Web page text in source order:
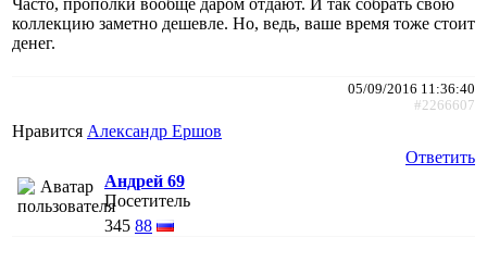
коллекцию заметно дешевле. Но, ведь, ваше время тоже стоит
денег.
05/09/2016 11:36:40
#2266607
Нравится Александр Ершов
Ответить
Андрей 69
Посетитель
345 88